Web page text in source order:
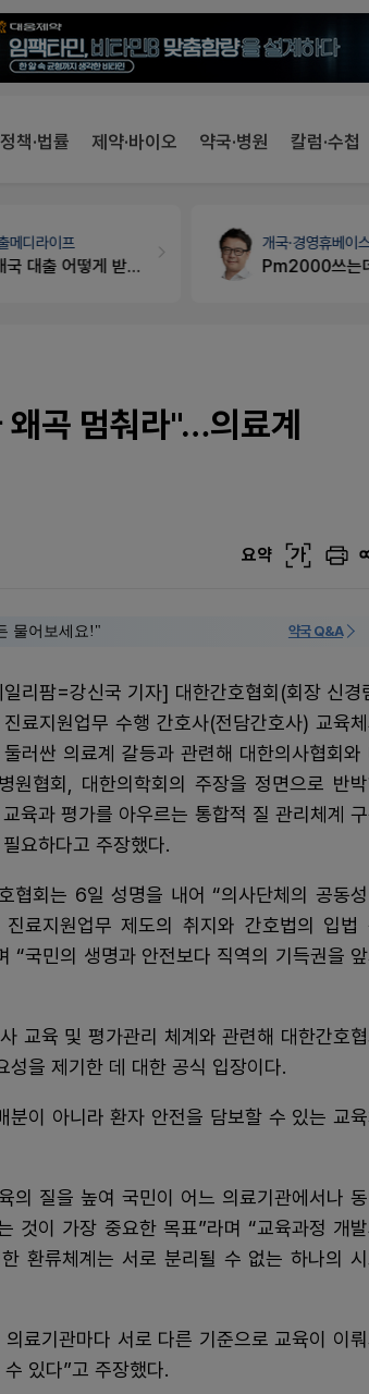
정책·법률 제약·바이오 약국·병원 칼럼·수첩
메디라이프
약국 개국 대출 어떻게 받아야할지 어렵습니다
개국·경영휴베이
Pm2000쓰는
곡 멈춰라"…의료계
요약 가
물어보세요!" 약국 Q&A
일리팜=강신국 기자] 대한간호협회(회장 신경
료지원업무 수행 간호사(전담간호사) 교육체
러싼 의료계 갈등과 관련해 대한의사협회와
원협회, 대한의학회의 주장을 정면으로 반
육과 평가를 아우르는 통합적 질 관리체계
요하다고 주장했다.
협회는 6일 성명을 내어 “의사단체의 공동
진료지원업무 제도의 취지와 간호법의 입법
“국민의 생명과 안전보다 직역의 기득권을 앞
교육 및 평가관리 체계와 관련해 대한간호협
을 제기한 데 대한 공식 입장이다.
이 아니라 환자 안전을 담보할 수 있는 교육
의 질을 높여 국민이 어느 의료기관에서나
것이 가장 중요한 목표”라며 “교육과정 개
환류체계는 서로 분리될 수 없는 하나의
료기관마다 서로 다른 기준으로 교육이 이뤄
있다”고 주장했다.